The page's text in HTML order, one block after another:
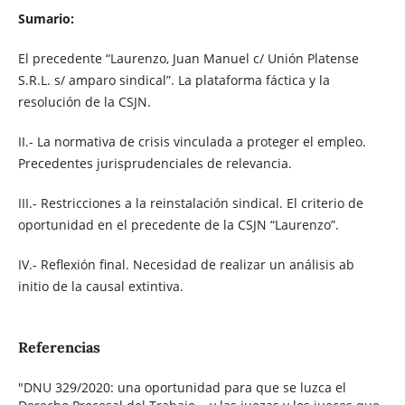
Sumario:
El precedente “Laurenzo, Juan Manuel c/ Unión Platense
S.R.L. s/ amparo sindical”. La plataforma fáctica y la
resolución de la CSJN.
II.- La normativa de crisis vinculada a proteger el empleo.
Precedentes jurisprudenciales de relevancia.
III.- Restricciones a la reinstalación sindical. El criterio de
oportunidad en el precedente de la CSJN “Laurenzo”.
IV.- Reflexión final. Necesidad de realizar un análisis ab
initio de la causal extintiva.
Referencias
"DNU 329/2020: una oportunidad para que se luzca el